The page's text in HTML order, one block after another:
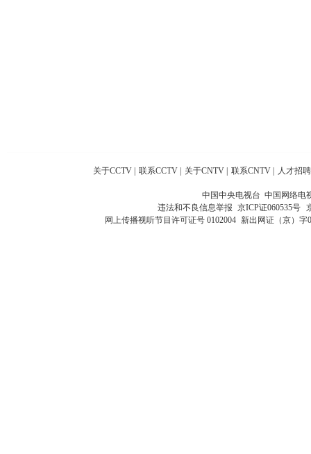
关于CCTV 联系CCTV 关于CNTV 联系CNTV 人才招聘
中国中央电视台 中国网络电
违法和不良信息举报 京ICP证060535号
网上传播视听节目许可证号 0102004 新出网证（京）